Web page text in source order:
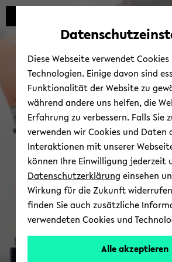
zum
wechseln
zum
wechseln
zum
wechseln
Diese Webseite verwendet
Technologien. Einige davon sind
Funktionalität der Website zu
während andere uns helfen, die
Erfahrung zu verbessern. Falls Sie
verwenden wir Cookies und Daten
Interaktionen mit unserer
können Ihre Einwilligung jederzeit
Datenschutzerklärung einsehen
Wirkung für die Zukunft
finden Sie auch zusätzliche
verwendeten Cookies und
Alle akzeptieren